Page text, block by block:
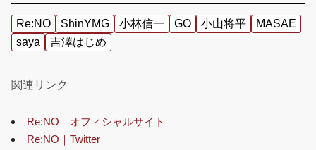
Re:NO ShinYMG 小林信一 GO 小山将平
MASAE
saya
吉澤はじめ
関連リンク
Re:NO オフィシャルサイト
Re:NO｜Twitter